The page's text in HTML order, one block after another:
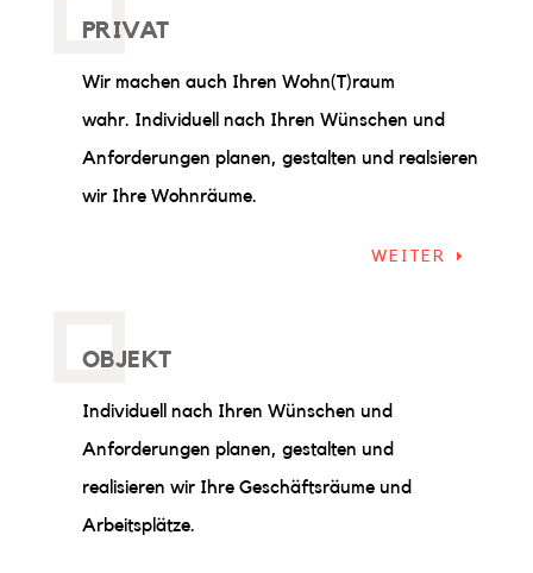
PRIVAT
Wir machen auch Ihren Wohn(T)raum
wahr. Individuell nach Ihren Wünschen und
Anforderungen planen, gestalten und realsieren
wir Ihre Wohnräume.
WEITER
OBJEKT
Individuell nach Ihren Wünschen und
Anforderungen planen, gestalten und
realisieren wir Ihre Geschäftsräume und
Arbeitsplätze.